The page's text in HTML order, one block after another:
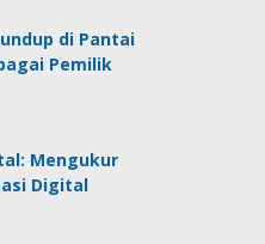
di Pantai
Pemilik
Mengukur
Digital